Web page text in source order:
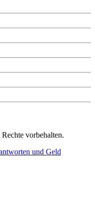
vorbehalten.